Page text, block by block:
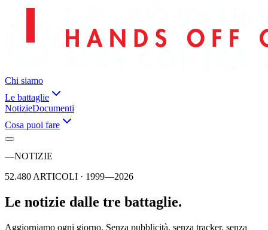
Chi siamo
Le battaglie
NotizieDocumenti
Cosa puoi fare
—NOTIZIE
52.480 ARTICOLI · 1999—2026
Le notizie dalle tre battaglie.
Aggiorniamo ogni giorno. Senza pubblicità, senza tracker, senza